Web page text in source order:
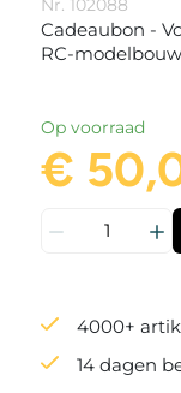
Cadeaubon -
RC-
Op voorraad
€
4000+
14 dagen